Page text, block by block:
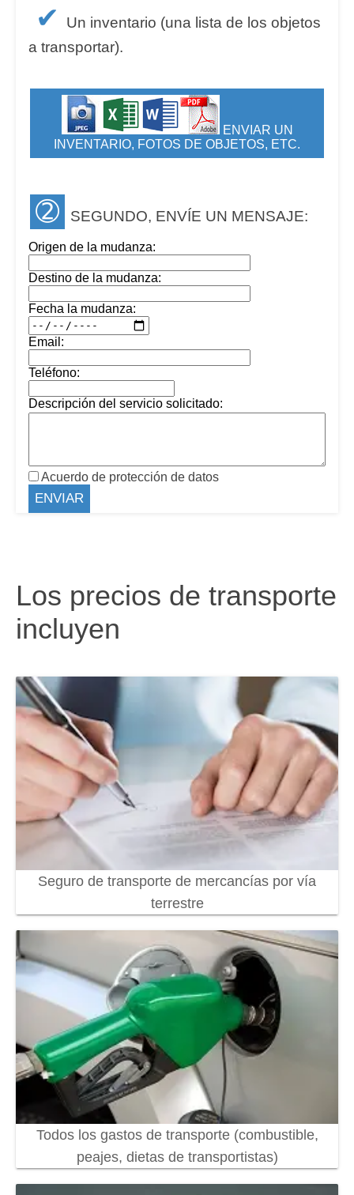
✔
Un inventario (una lista de los objetos
a transportar).
ENVIAR UN
INVENTARIO, FOTOS DE OBJETOS, ETC.
➁ SEGUNDO, ENVÍE UN MENSAJE:
Origen de la mudanza:
Destino de la mudanza:
Fecha la mudanza:
Email:
Teléfono:
Descripción del servicio solicitado:
Acuerdo de protección de datos
Los precios de transporte
incluyen
Seguro de transporte de mercancías por vía
terrestre
Todos los gastos de transporte (combustible,
peajes, dietas de transportistas)